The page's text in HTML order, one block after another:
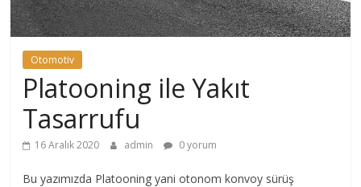
Otomotiv
Platooning ile Yakıt
Tasarrufu
16 Aralık 2020 admin 0 yorum
Bu yazımızda Platooning yani otonom konvoy sürüş